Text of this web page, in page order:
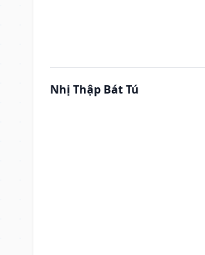
Nhị Thập Bát Tú